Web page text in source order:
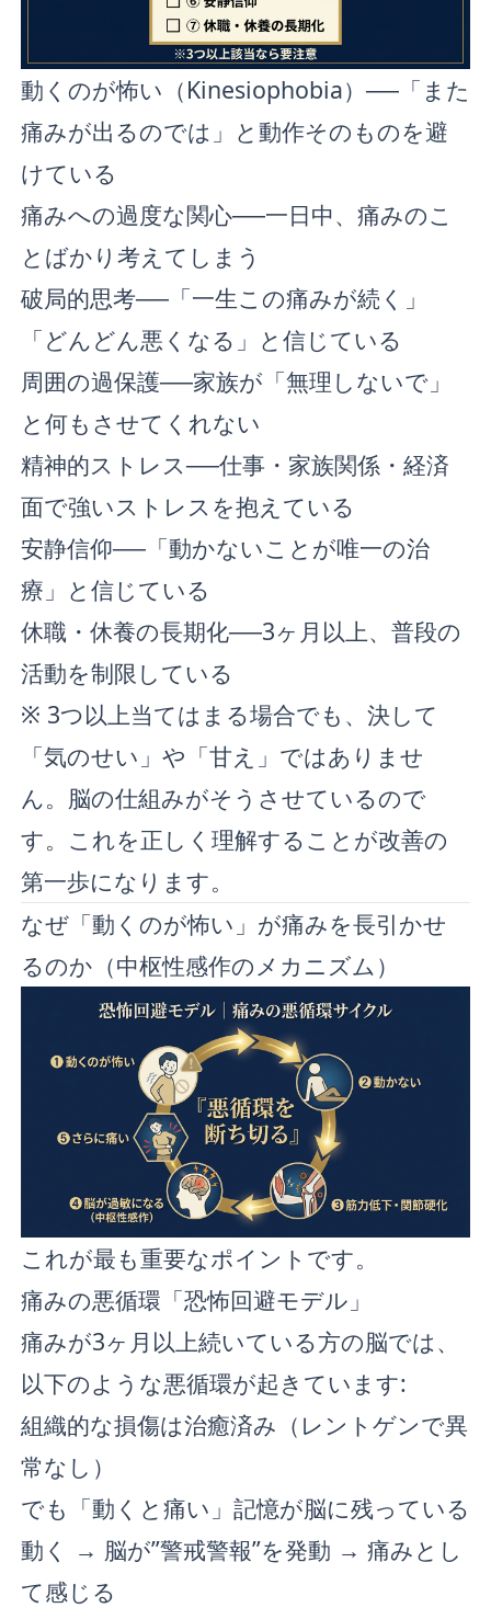
動くのが怖い（Kinesiophobia）──「また
痛みが出るのでは」と動作そのものを避
けている
痛みへの過度な関心──一日中、痛みのこ
とばかり考えてしまう
破局的思考──「一生この痛みが続く」
「どんどん悪くなる」と信じている
周囲の過保護──家族が「無理しないで」
と何もさせてくれない
精神的ストレス──仕事・家族関係・経済
面で強いストレスを抱えている
安静信仰──「動かないことが唯一の治
療」と信じている
休職・休養の長期化──3ヶ月以上、普段の
活動を制限している
※ 3つ以上当てはまる場合でも、決して
「気のせい」や「甘え」ではありませ
ん。脳の仕組みがそうさせているので
す。これを正しく理解することが改善の
第一歩になります。
なぜ「動くのが怖い」が痛みを長引かせ
るのか（中枢性感作のメカニズム）
これが最も重要なポイントです。
痛みの悪循環「恐怖回避モデル」
痛みが3ヶ月以上続いている方の脳では、
以下のような悪循環が起きています:
組織的な損傷は治癒済み（レントゲンで異
常なし）
でも「動くと痛い」記憶が脳に残っている
動く → 脳が”警戒警報”を発動 → 痛みとし
て感じる